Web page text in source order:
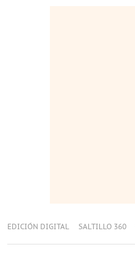
EDICIÓN DIGITAL SALTILLO 360